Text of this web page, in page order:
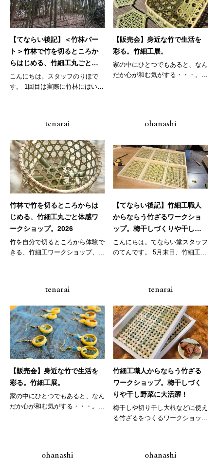
【てならい後記】＜竹林パー
ト＞竹林で竹を切るところか
らはじめる、竹細工丸ごと体
感ワークショップ。
こんにちは。スタッフのりほで
す。 1回目は実際に竹林にはいっ
【販売会】身近な竹で生活を
彩る。竹細工展。
家の中にひとつでもあると、なん
だか心が和む気がする・・・。そ
tenarai
竹林で竹を切るところからは
じめる、竹細工丸ごと体感ワ
ークショップ。2026
竹を自分で切るところから体験で
きる、竹細工ワークショップ、今
ohanashi
【てならい後記】竹細工職人
からならう竹ざるワークショ
ップ。梅干しづくりや干し野
菜に大活躍！
こんにちは。てならい堂スタッフ
のてんです。 5月末日、竹細工の
tenarai
【販売会】身近な竹で生活を
彩る。竹細工展。
家の中にひとつでもあると、なん
だか心が和む気がする・・・。そ
tenarai
竹細工職人からならう竹ざる
ワークショップ。梅干しづく
りや干し野菜に大活躍！
梅干しや切り干し大根などに使え
る竹ざるをつくるワークショップ
ohanashi ohanashi